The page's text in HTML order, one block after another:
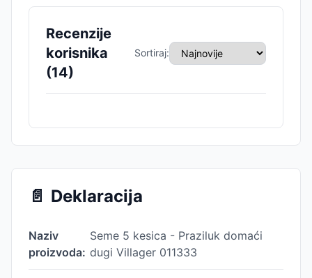
Recenzije
korisnika
(14)
Sortiraj:
📄 Deklaracija
Naziv
proizvoda:
Seme 5 kesica - Praziluk domaći
dugi Villager 011333